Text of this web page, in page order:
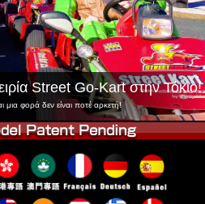
Οσάκα
Street Go-Kart στην Τόκιο!
μια φορά δεν είναι ποτέ αρκετή!